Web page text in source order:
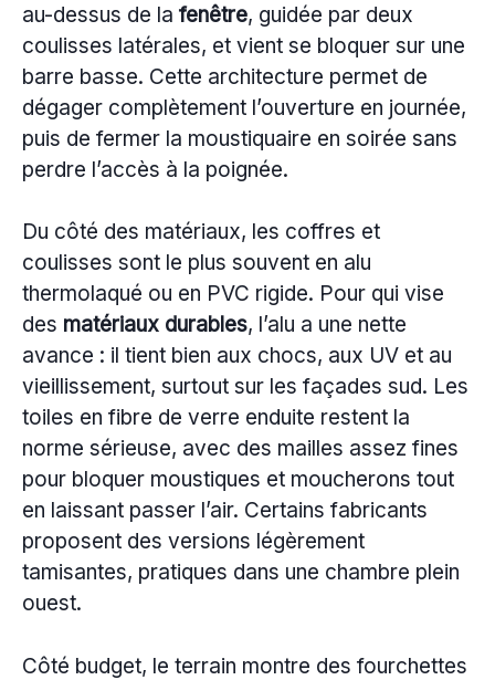
au-dessus de la fenêtre, guidée par deux
coulisses latérales, et vient se bloquer sur une
barre basse. Cette architecture permet de
dégager complètement l’ouverture en journée,
puis de fermer la moustiquaire en soirée sans
perdre l’accès à la poignée.
Du côté des matériaux, les coffres et
coulisses sont le plus souvent en alu
thermolaqué ou en PVC rigide. Pour qui vise
des matériaux durables, l’alu a une nette
avance : il tient bien aux chocs, aux UV et au
vieillissement, surtout sur les façades sud. Les
toiles en fibre de verre enduite restent la
norme sérieuse, avec des mailles assez fines
pour bloquer moustiques et moucherons tout
en laissant passer l’air. Certains fabricants
proposent des versions légèrement
tamisantes, pratiques dans une chambre plein
ouest.
Côté budget, le terrain montre des fourchettes